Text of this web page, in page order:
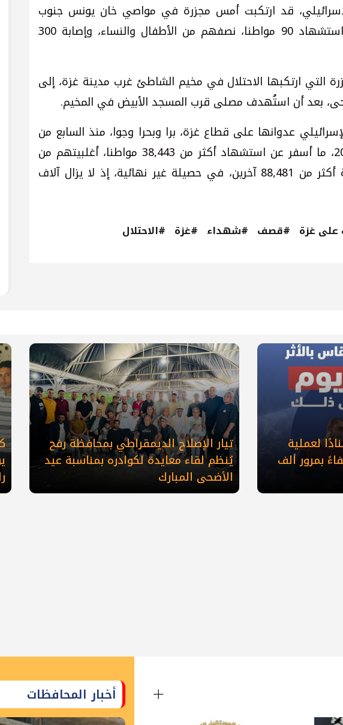
قد ارتكبت أمس مجزرة في مواصي خان يونس جنوب
قطاع غزة، أسفرت عن استشهاد 90 مواطنا، نصفهم من الأطفال والنساء، وإصابة 300
التي ارتكبها الاحتلال في مخيم الشاطئ غرب مدينة غزة، إلى
عدوانها على قطاع غزة، برا وبحرا وجوا، منذ السابع من
تشرين الأول/ أكتوبر 2023، ما أسفر عن استشهاد أكثر من 38,443 مواطنا، أغلبيتهم من
النساء والأطفال، وإصابة أكثر من 88,481 آخرين، في حصيلة غير نهائية، إذ لا يزال آلاف
على غزة #قصف #شهداء #غزة #الاحتلال
لعملية
3" واحتفاءً بمرور ألف
تيار الإصلاح الديمقراطي بمحافظة رفح
يُنظم لقاء معايدة لكوادره بمناسبة عيد
الأضحى المبارك
أخبار المحافظات